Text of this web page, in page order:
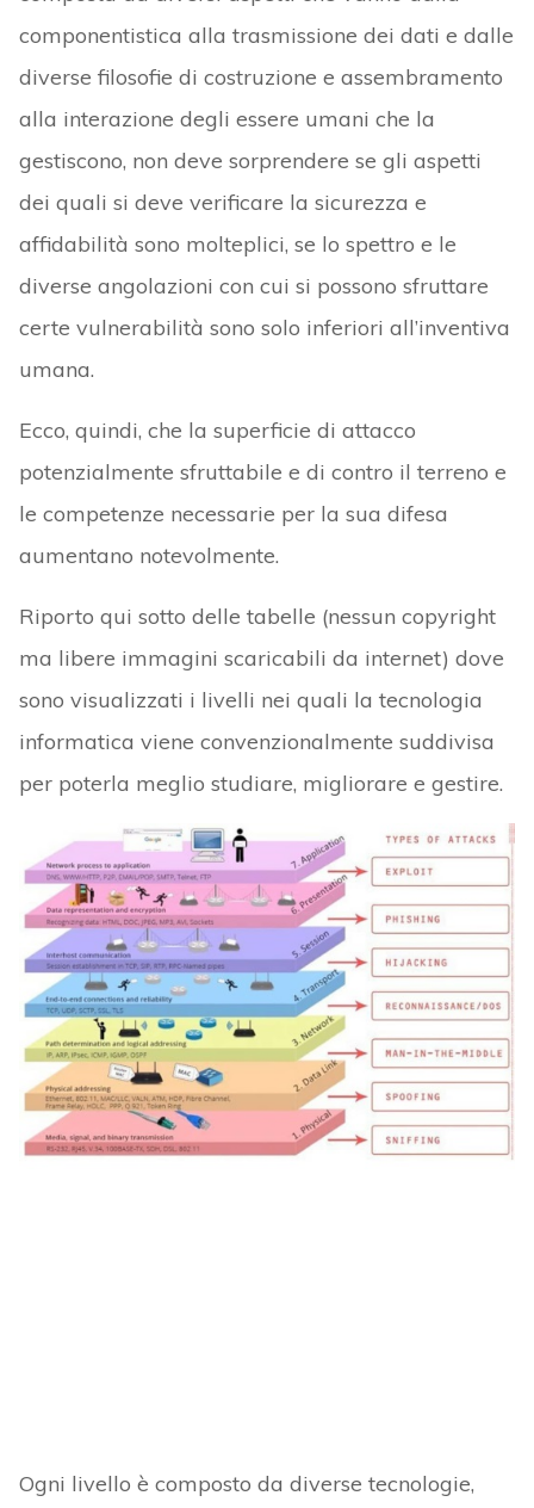
componentistica alla trasmissione dei dati e dalle
diverse filosofie di costruzione e assembramento
alla interazione degli essere umani che la
gestiscono, non deve sorprendere se gli aspetti
dei quali si deve verificare la sicurezza e
affidabilità sono molteplici, se lo spettro e le
diverse angolazioni con cui si possono sfruttare
certe vulnerabilità sono solo inferiori all’inventiva
umana.
Ecco, quindi, che la superficie di attacco
potenzialmente sfruttabile e di contro il terreno e
le competenze necessarie per la sua difesa
aumentano notevolmente.
Riporto qui sotto delle tabelle (nessun copyright
ma libere immagini scaricabili da internet) dove
sono visualizzati i livelli nei quali la tecnologia
informatica viene convenzionalmente suddivisa
per poterla meglio studiare, migliorare e gestire.
Ogni livello è composto da diverse tecnologie,